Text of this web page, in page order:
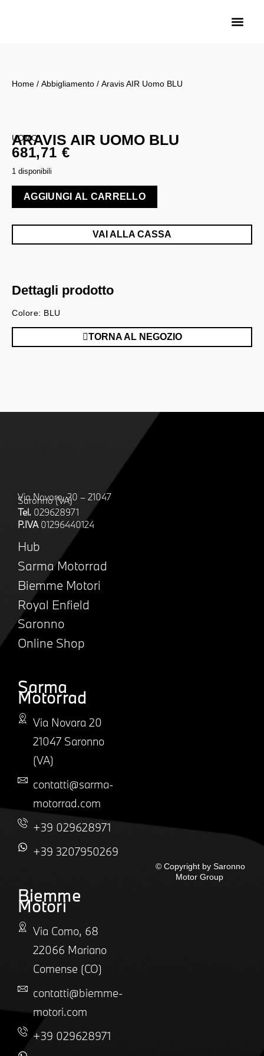
Home / Abbigliamento / Aravis AIR Uomo BLU
UOMO
ARAVIS AIR UOMO BLU
681,71 €
1 disponibili
AGGIUNGI AL CARRELLO
VAI ALLA CASSA
Dettagli prodotto
Colore: BLU
TORNA AL NEGOZIO
Via Novara, 20 – 21047
Saronno (VA)
Tel. 029628971
P.IVA01296440124
Hub
Sarma Motorrad
Biemme Motori
Royal Enfield
Saronno
Online Shop
Sarma
Motorrad
Via Novara 20
21047 Saronno
(VA)
contatti@sarma-
motorrad.com
+39 029628971
+39 3207950269
Biemme
Motori
Via Como, 68
22066 Mariano
Comense (CO)
contatti@biemme-
motori.com
+39 029628971
© Copyright by Saronno
Motor Group